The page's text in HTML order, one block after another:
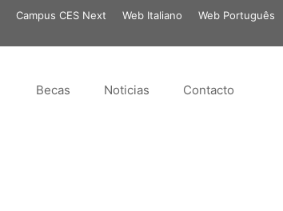
Campus CES Next Web Italiano Web Português
Becas Noticias Contacto